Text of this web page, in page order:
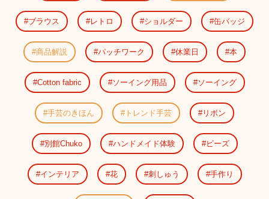
ブラウス レトロ ショルダー 缶バッジ
商品解説 パッチワーク 休業日 本
Cotton fabric ソーイング用品 ソーイング
手芸のきほん トレンド手芸 リボン
別館Chuko ハンドメイド体験 ビーズ
インテリア 花 刺しゅう 手作り